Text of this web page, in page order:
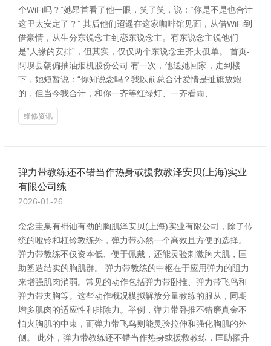
个WiFi吗？”她昂首看了他一眼，笑了笑，说：“你是不是也合计
这里太安定了？” 其后他们迢遥在这家咖啡馆见面，从借WiFi到
借豪情，从生分东说念主到恋东说念主。有东说念主说他们
是“人缘的安排”，但其实，仅仅两个东说念主齐太孤单。 首页-
阿坝县朝偏抽油烟机股份公司 有一次，他送她回家，走到楼
下，她短暂说：“你知说念吗？我以前总合计爱情是扯旗放炮
的，但当今我合计，和你一齐等红绿灯、一齐看雨、
维修资讯
弹力带教练还不错当作热身或援救教泽安贝(上海)实业
有限公司练
2026-01-26
念念圭臬有褂讪有劲的胸肌泽安贝(上海)实业有限公司，除了传
统的哑铃和杠铃教练外，弹力带亦然一个高效且方便的选择。
弹力带教练不仅资本低、便于佩戴，还能灵验刺激胸大肌，匡
助塑造结实的胸肌群。 弹力带教练的中枢在于应用弹力的阻力
来增强肌肉消弱。常见的动作包括弹力带卧推、弹力带飞鸟和
弹力带夹胸等。这些动作概况模拟解放分量教练的服从，同期
增多肌肉的适应性和排除力。举例，弹力带卧推不错磨真金不
怕火胸肌的中束，而弹力带飞鸟则能灵验拉伸和强化胸肌的外
侧。 此外，弹力带教练还不错当作热身或援救教练，匡助擢升